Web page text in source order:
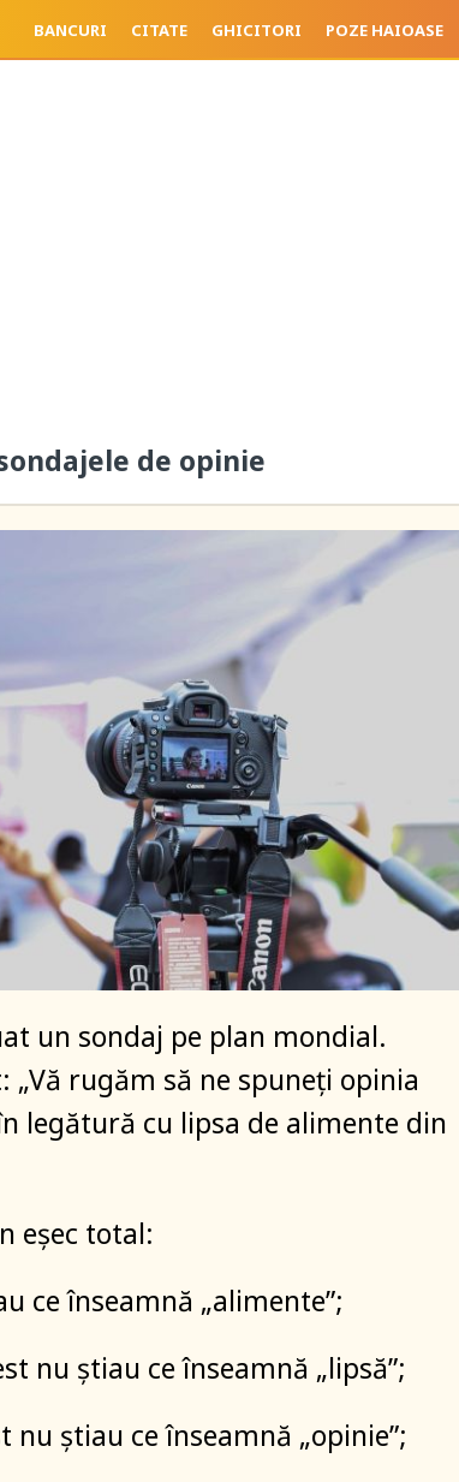
BANCURI CITATE GHICITORI POZE HAIOASE
de opinie
un sondaj pe plan mondial.
rugăm să ne spuneţi opinia
legătură cu lipsa de alimente din
eşec total:
ce înseamnă „alimente”;
nu ştiau ce înseamnă „lipsă”;
nu ştiau ce înseamnă „opinie”;